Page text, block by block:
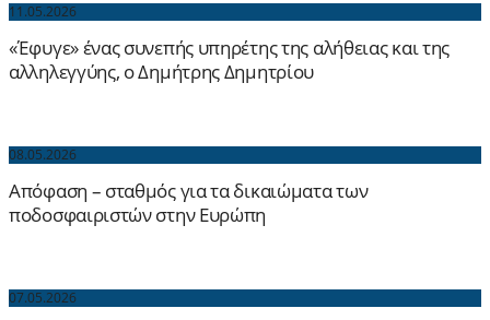
11.05.2026
«Έφυγε» ένας συνεπής υπηρέτης της αλήθειας και της
αλληλεγγύης, ο Δημήτρης Δημητρίου
08.05.2026
Απόφαση – σταθμός για τα δικαιώματα των
ποδοσφαιριστών στην Ευρώπη
07.05.2026